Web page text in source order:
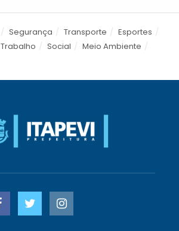
Segurança Transporte
Esportes
Trabalho Social
Meio Ambiente